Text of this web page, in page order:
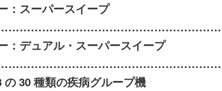
：スーパースイープ
：デュアル・スーパースイープ
の30種類の疾病グループ機